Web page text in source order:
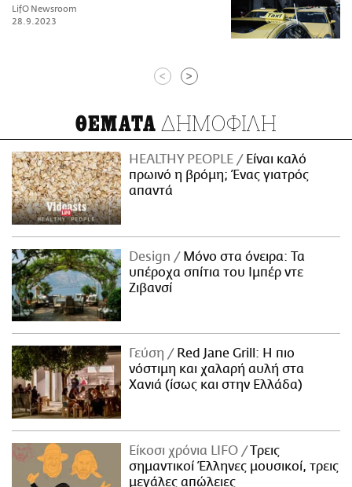
LifO Newsroom
28.9.2023
< >
ΘΕΜΑΤΑ ΔΗΜΟΦΙΛΗ
HEALTHY PEOPLE
Είναι καλό
πρωινό η βρόμη; Ένας γιατρός
απαντά
Design
Μόνο στα όνειρα: Τα
υπέροχα σπίτια του Ιμπέρ ντε
Ζιβανσί
Γεύση
Red Jane Grill: Η πιο
νόστιμη και χαλαρή αυλή στα
Χανιά (ίσως και στην Ελλάδα)
Είκοσι χρόνια LIFO
Tρεις
σημαντικοί Έλληνες μουσικοί, τρεις
μεγάλες απώλειες